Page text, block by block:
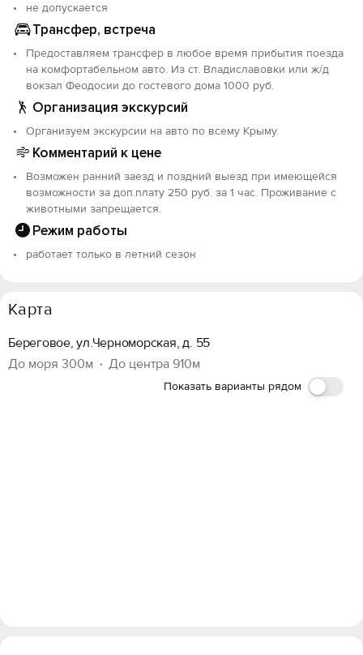
не допускается
Трансфер, встреча
Предоставляем трансфер в любое время прибытия поезда
на комфортабельном авто. Из ст. Владиславовки или ж/д
вокзал Феодосии до гостевого дома 1000 руб.
Организация экскурсий
Организуем экскурсии на авто по всему Крыму.
Комментарий к цене
Возможен ранний заезд и поздний выезд при имеющейся
возможности за доп.плату 250 руб. за 1 час. Проживание с
животными запрещается.
Режим работы
работает только в летний сезон
Карта
Береговое, ул.Черноморская, д. 55
До моря 300м
До центра 910м
Показать варианты рядом